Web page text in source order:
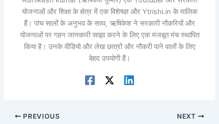
योजनाओं और शिक्षा के क्षेत्र में एक विशेषज्ञ और Ytrishi.in के मालिक
हैं। पांच सालों के अनुभव के साथ, ऋषिकेश ने सरकारी नौकरियों और
योजनाओं पर गहन जानकारी साझा करने के लिए एक मजबूत मंच स्थापित
किया है। उनके वीडियो और लेख छात्रों और नौकरी पाने वालों के लिए
बेहद उपयोगी हैं।
PREVIOUS NEXT